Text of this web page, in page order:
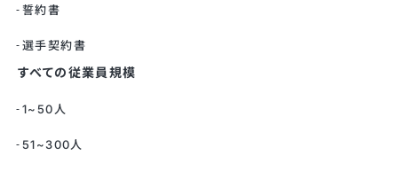
誓約書
選手契約書
すべての従業員規模
1~50人
51~300人